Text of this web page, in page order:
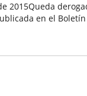
en el